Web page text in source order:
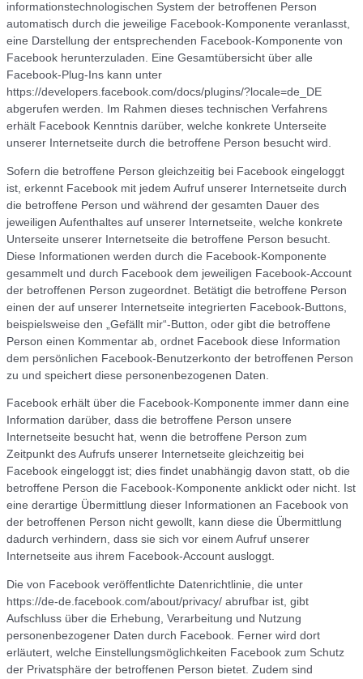
informationstechnologischen System der betroffenen Person
automatisch durch die jeweilige Facebook-Komponente veranlasst,
eine Darstellung der entsprechenden Facebook-Komponente von
Facebook herunterzuladen. Eine Gesamtübersicht über alle
Facebook-Plug-Ins kann unter
https://developers.facebook.com/docs/plugins/?locale=de_DE
abgerufen werden. Im Rahmen dieses technischen Verfahrens
erhält Facebook Kenntnis darüber, welche konkrete Unterseite
unserer Internetseite durch die betroffene Person besucht wird.
Sofern die betroffene Person gleichzeitig bei Facebook eingeloggt
ist, erkennt Facebook mit jedem Aufruf unserer Internetseite durch
die betroffene Person und während der gesamten Dauer des
jeweiligen Aufenthaltes auf unserer Internetseite, welche konkrete
Unterseite unserer Internetseite die betroffene Person besucht.
Diese Informationen werden durch die Facebook-Komponente
gesammelt und durch Facebook dem jeweiligen Facebook-Account
der betroffenen Person zugeordnet. Betätigt die betroffene Person
einen der auf unserer Internetseite integrierten Facebook-Buttons,
beispielsweise den „Gefällt mir“-Button, oder gibt die betroffene
Person einen Kommentar ab, ordnet Facebook diese Information
dem persönlichen Facebook-Benutzerkonto der betroffenen Person
zu und speichert diese personenbezogenen Daten.
Facebook erhält über die Facebook-Komponente immer dann eine
Information darüber, dass die betroffene Person unsere
Internetseite besucht hat, wenn die betroffene Person zum
Zeitpunkt des Aufrufs unserer Internetseite gleichzeitig bei
Facebook eingeloggt ist; dies findet unabhängig davon statt, ob die
betroffene Person die Facebook-Komponente anklickt oder nicht. Ist
eine derartige Übermittlung dieser Informationen an Facebook von
der betroffenen Person nicht gewollt, kann diese die Übermittlung
dadurch verhindern, dass sie sich vor einem Aufruf unserer
Internetseite aus ihrem Facebook-Account ausloggt.
Die von Facebook veröffentlichte Datenrichtlinie, die unter
https://de-de.facebook.com/about/privacy/ abrufbar ist, gibt
Aufschluss über die Erhebung, Verarbeitung und Nutzung
personenbezogener Daten durch Facebook. Ferner wird dort
erläutert, welche Einstellungsmöglichkeiten Facebook zum Schutz
der Privatsphäre der betroffenen Person bietet. Zudem sind